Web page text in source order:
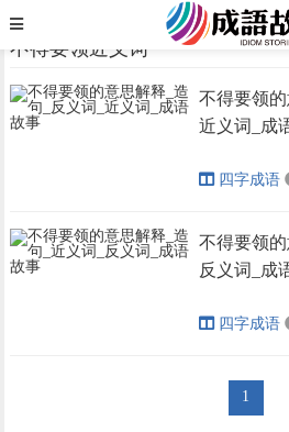
› ›
不得要领近义词
不得要领近义词
不得要领的
近义词_成
四字成语
不得要领的
反义词_成
四字成语
1